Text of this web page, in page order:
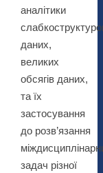
аналітики
даних,
великих
обсягів даних,
та їх
застосування
до розв’язання
задач різної